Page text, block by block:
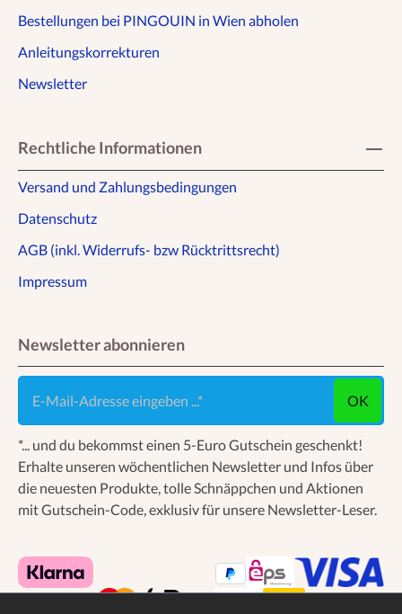
Bestellungen bei PINGOUIN in Wien abholen
Anleitungskorrekturen
Newsletter
Rechtliche Informationen
Versand und Zahlungsbedingungen
Datenschutz
AGB (inkl. Widerrufs- bzw Rücktrittsrecht)
Impressum
Newsletter abonnieren
OK
*... und du bekommst einen 5-Euro Gutschein geschenkt!
Erhalte unseren wöchentlichen Newsletter und Infos über
die neuesten Produkte, tolle Schnäppchen und Aktionen
mit Gutschein-Code, exklusiv für unsere Newsletter-Leser.